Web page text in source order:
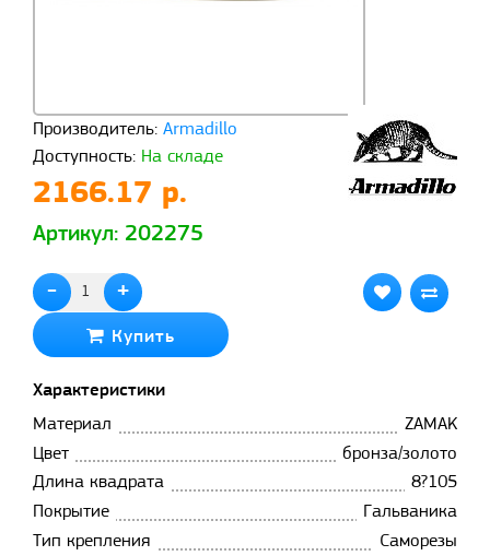
Производитель: Armadillo
Доступность: На складе
2166.17 р.
Артикул: 202275
- +
Купить
Характеристики
Материал
ZAMAK
Цвет
бронза/золото
Длина квадрата
8?105
Покрытие
Гальваника
Тип крепления
Саморезы